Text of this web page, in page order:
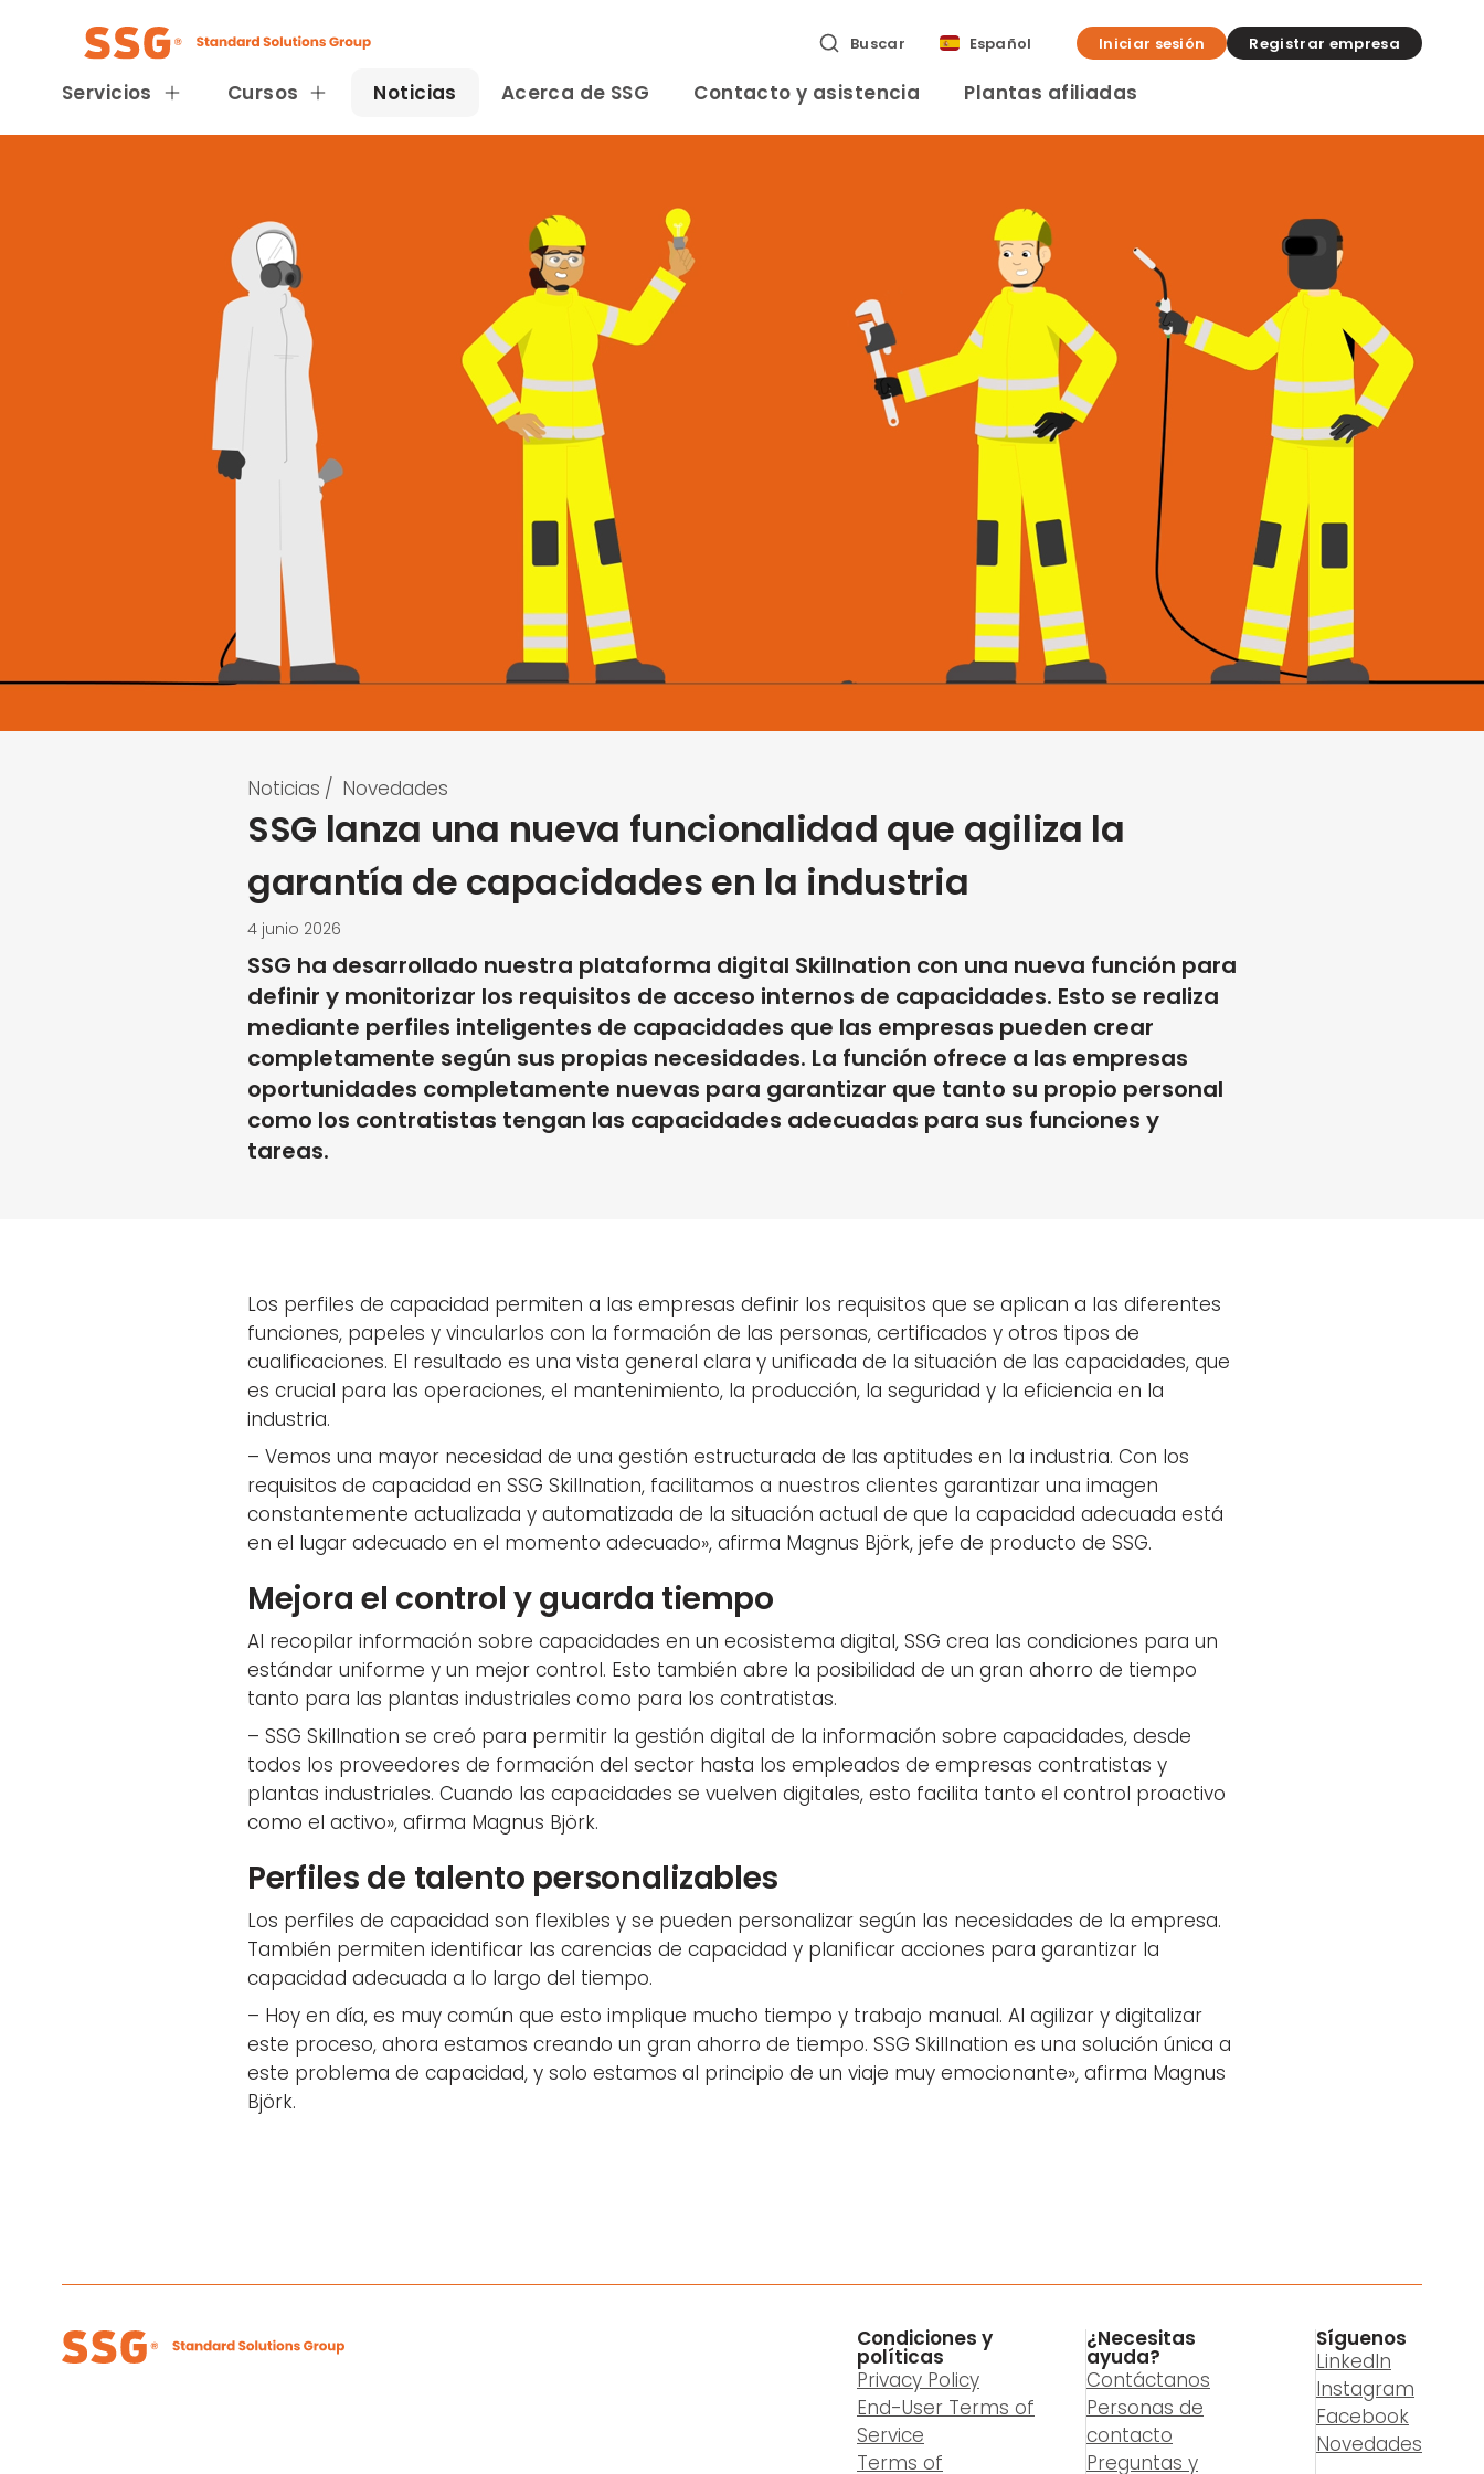
Buscar Español Iniciar sesión Registrar empresa
Servicios Cursos Noticias Acerca de SSG Contacto y asistencia Plantas afiliadas
Noticias / Novedades
SSG lanza una nueva funcionalidad que agiliza la
garantía de capacidades en la industria
4 junio 2026
SSG ha desarrollado nuestra plataforma digital Skillnation con una nueva función para
definir y monitorizar los requisitos de acceso internos de capacidades. Esto se realiza
mediante perfiles inteligentes de capacidades que las empresas pueden crear
completamente según sus propias necesidades. La función ofrece a las empresas
oportunidades completamente nuevas para garantizar que tanto su propio personal
como los contratistas tengan las capacidades adecuadas para sus funciones y
tareas.
Los perfiles de capacidad permiten a las empresas definir los requisitos que se aplican a las diferentes
funciones, papeles y vincularlos con la formación de las personas, certificados y otros tipos de
cualificaciones. El resultado es una vista general clara y unificada de la situación de las capacidades, que
es crucial para las operaciones, el mantenimiento, la producción, la seguridad y la eficiencia en la
industria.
– Vemos una mayor necesidad de una gestión estructurada de las aptitudes en la industria. Con los
requisitos de capacidad en SSG Skillnation, facilitamos a nuestros clientes garantizar una imagen
constantemente actualizada y automatizada de la situación actual de que la capacidad adecuada está
en el lugar adecuado en el momento adecuado», afirma Magnus Björk, jefe de producto de SSG.
Mejora el control y guarda tiempo
Al recopilar información sobre capacidades en un ecosistema digital, SSG crea las condiciones para un
estándar uniforme y un mejor control. Esto también abre la posibilidad de un gran ahorro de tiempo
tanto para las plantas industriales como para los contratistas.
– SSG Skillnation se creó para permitir la gestión digital de la información sobre capacidades, desde
todos los proveedores de formación del sector hasta los empleados de empresas contratistas y
plantas industriales. Cuando las capacidades se vuelven digitales, esto facilita tanto el control proactivo
como el activo», afirma Magnus Björk.
Perfiles de talento personalizables
Los perfiles de capacidad son flexibles y se pueden personalizar según las necesidades de la empresa.
También permiten identificar las carencias de capacidad y planificar acciones para garantizar la
capacidad adecuada a lo largo del tiempo.
– Hoy en día, es muy común que esto implique mucho tiempo y trabajo manual. Al agilizar y digitalizar
este proceso, ahora estamos creando un gran ahorro de tiempo. SSG Skillnation es una solución única a
este problema de capacidad, y solo estamos al principio de un viaje muy emocionante», afirma Magnus
Björk.
Condiciones y
políticas
Privacy Policy
End-User Terms of
Service
Terms of
¿Necesitas
ayuda?
Contáctanos
Personas de
contacto
Preguntas y
Síguenos
LinkedIn
Instagram
Facebook
Novedades